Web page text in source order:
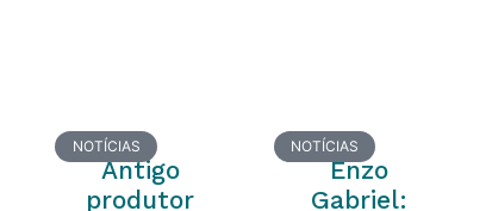
NOTÍCIAS
Antigo
produtor
NOTÍCIAS
Enzo
Gabriel: